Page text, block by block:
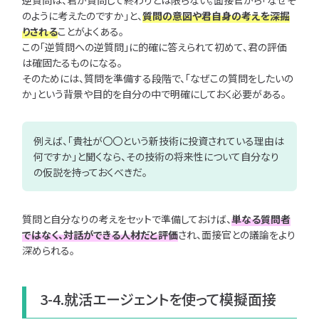
のように考えたのですか」と、質問の意図や君自身の考えを深掘
りされることがよくある。
この「逆質問への逆質問」に的確に答えられて初めて、君の評価
は確固たるものになる。
そのためには、質問を準備する段階で、「なぜこの質問をしたいの
か」という背景や目的を自分の中で明確にしておく必要がある。
例えば、「貴社が〇〇という新技術に投資されている理由は
何ですか」と聞くなら、その技術の将来性について自分なり
の仮説を持っておくべきだ。
質問と自分なりの考えをセットで準備しておけば、単なる質問者
ではなく、対話ができる人材だと評価され、面接官との議論をより
深められる。
3-4.就活エージェントを使って模擬面接